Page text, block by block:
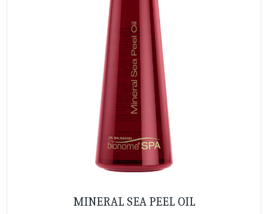
MINERAL SEA PEEL OIL